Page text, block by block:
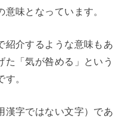
意味となっています。
紹介するような意味もあ
た「気が咎める」という
。
漢字ではない文字）であ